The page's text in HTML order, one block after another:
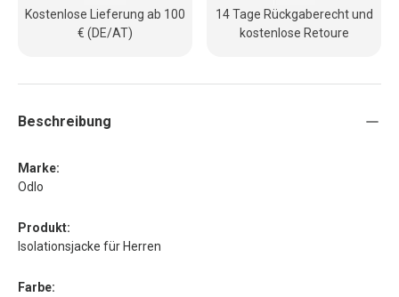
Kostenlose Lieferung ab 100
€ (DE/AT)
14 Tage Rückgaberecht und
kostenlose Retoure
Beschreibung
Marke:
Odlo
Produkt:
Isolationsjacke für Herren
Farbe: